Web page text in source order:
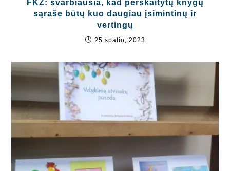
FKŽ: svarbiausia, kad perskaitytų knygų
sąraše būtų kuo daugiau įsimintinų ir
vertingų
25 spalio, 2023